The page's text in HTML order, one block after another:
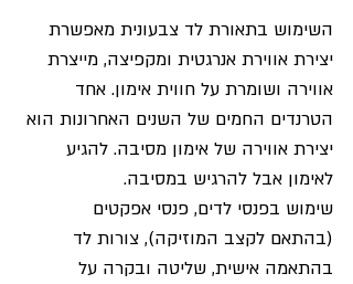
השימוש בתאורת לד צבעונית מאפשרת
יצירת אווירת אנרגטית ומקפיצה, מייצרת
אווירה ושומרת על חווית אימון. אחד
הטרנדים החמים של השנים האחרונות הוא
יצירת אווירה של אימון מסיבה. להגיע
לאימון אבל להרגיש במסיבה.
שימוש בפנסי לדים, פנסי אפקטים
(בהתאם לקצב המוזיקה), צורות לד
בהתאמה אישית, שליטה ובקרה על